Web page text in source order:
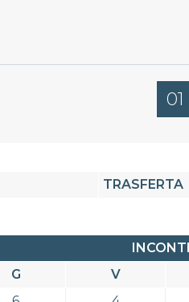
01
TRASFERTA
G V